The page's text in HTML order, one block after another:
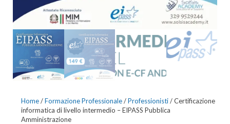
Home/Formazione Professionale/Professionisti/ Certificazione
informatica di livello intermedio – EIPASS Pubblica
Amministrazione